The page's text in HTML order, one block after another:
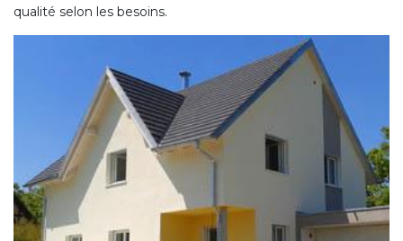
qualité selon les besoins.